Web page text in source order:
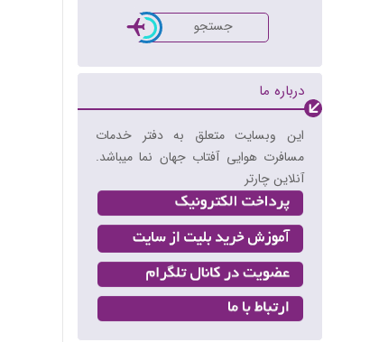
جستجو
درباره ما
این وبسایت متعلق به دفتر خدمات
مسافرت هوایی آفتاب جهان نما میباشد.
آنلاین چارتر